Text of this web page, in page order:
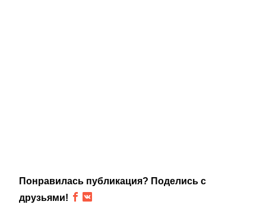
Понравилась публикация? Поделись с
друзьями!